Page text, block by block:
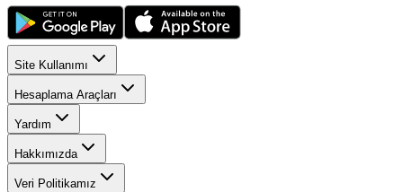
Site Kullanımı
Hesaplama Araçları
Yardım
Hakkımızda
Veri Politikamız